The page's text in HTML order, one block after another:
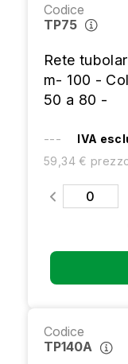
Codice
TP75
Rete
m- 100 -
50 a 80 -
---
IVA
59,34 €
Codice
TP140A